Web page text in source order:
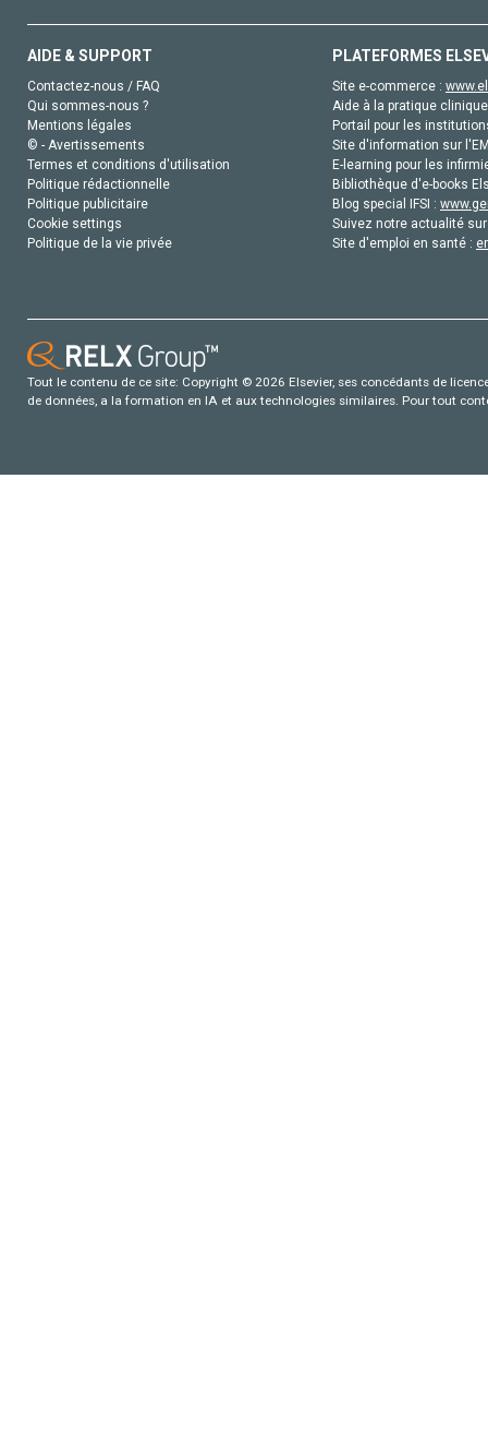
AIDE & SUPPORT
Contactez-nous / FAQ
Qui sommes-nous ?
Mentions légales
© - Avertissements
Termes et conditions d'utilisation
Politique rédactionnelle
Politique publicitaire
Cookie settings
Politique de la vie privée
PLATEFORMES
Site e-commerce :
Aide à la pratique
Portail pour les
Site d'information sur
E-learning pour les
Bibliothèque d'e-books
Blog special IFSI :
Suivez notre actualité
Site d'emploi en santé :
Tout le contenu de ce site: Copyright © 2026 Elsevier, ses concédants de
de données, a la formation en IA et aux technologies similaires. Pour tout